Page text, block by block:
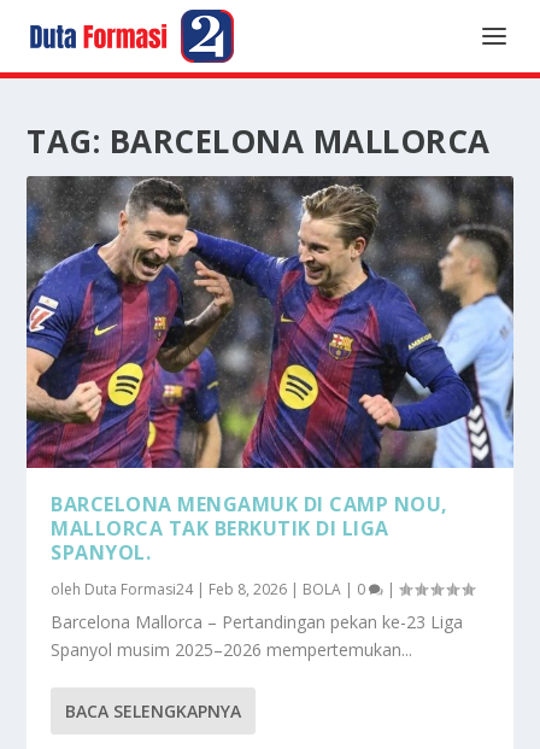
TAG: BARCELONA MALLORCA
BARCELONA MENGAMUK DI CAMP NOU,
MALLORCA TAK BERKUTIK DI LIGA
SPANYOL.
oleh Duta Formasi24| Feb 8, 2026 | BOLA | 0 |
Barcelona Mallorca – Pertandingan pekan ke-23 Liga
Spanyol musim 2025–2026 mempertemukan...
BACA SELENGKAPNYA